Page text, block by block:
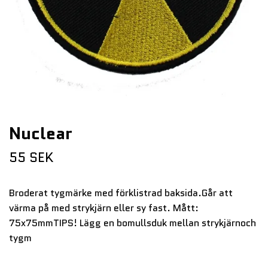
Nuclear
55 SEK
Broderat tygmärke med förklistrad baksida.Går att
värma på med strykjärn eller sy fast. Mått:
75x75mmTIPS! Lägg en bomullsduk mellan strykjärnoch
tygm